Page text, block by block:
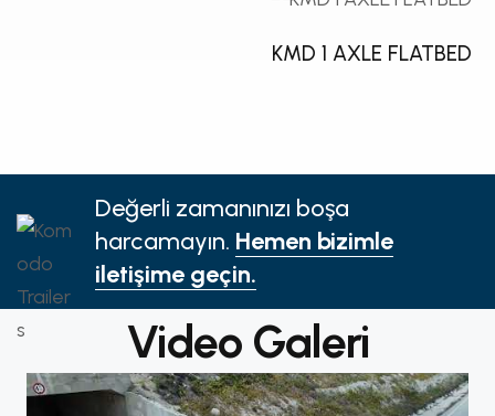
KMD 1 AXLE FLATBED
Değerli zamanınızı boşa
harcamayın. Hemen bizimle
iletişime geçin.
Video Galeri